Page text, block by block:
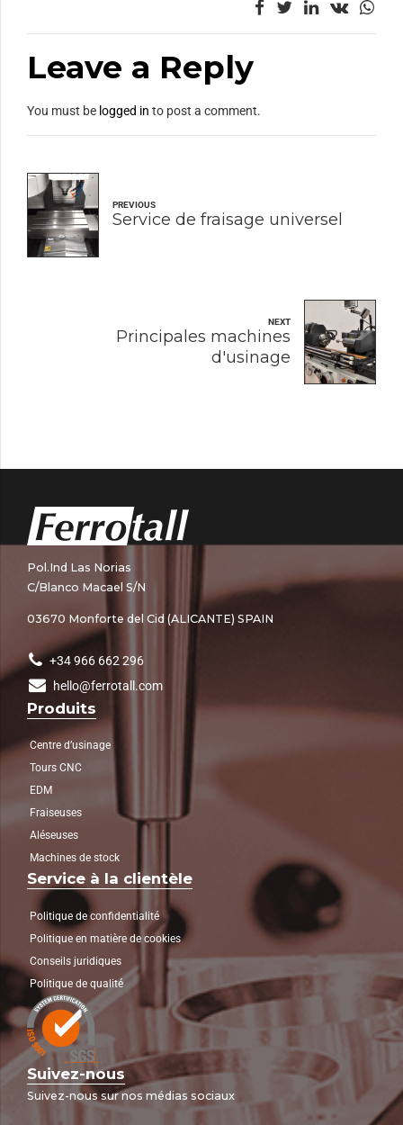
Leave a Reply
You must be logged in to post a comment.
PREVIOUS
Service de fraisage universel
NEXT
Principales machines
d'usinage
Pol.Ind Las Norias
C/Blanco Macael S/N
03670 Monforte del Cid (ALICANTE) SPAIN
+34 966 662 296
hello@ferrotall.com
Produits
Centre d’usinage
Tours CNC
EDM
Fraiseuses
Aléseuses
Machines de stock
Service à la clientèle
Politique de confidentialité
Politique en matière de cookies
Conseils juridiques
Politique de qualité
Suivez-nous
Suivez-nous sur nos médias sociaux